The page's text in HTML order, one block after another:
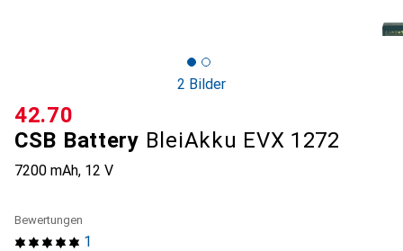
2 Bilder
CSB Battery BleiAkku EVX 1272
7200 mAh, 12 V
CHF
42.70
1
Bewertungen